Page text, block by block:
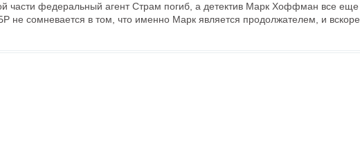
части федеральный агент Страм погиб, а детектив Марк Хоффман все еще
не сомневается в том, что именно Марк является продолжателем, и вскоре